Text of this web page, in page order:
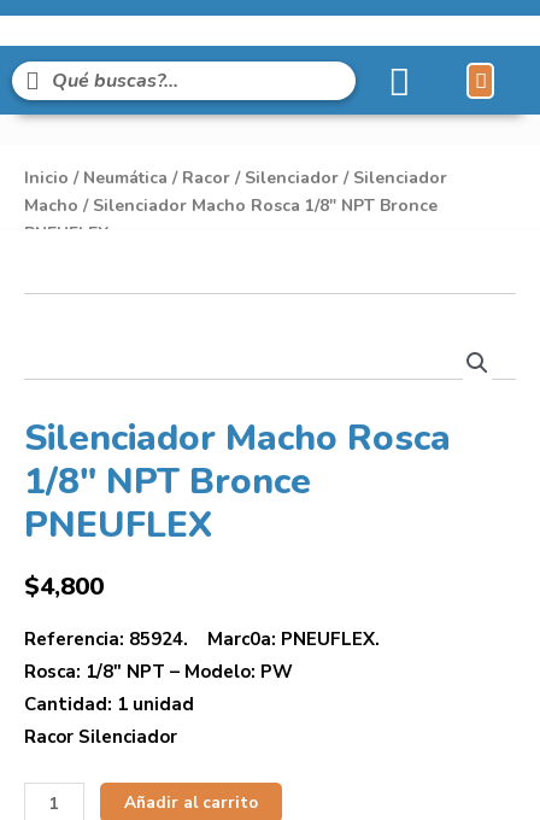
Inicio / Neumática / Racor / Silenciador / Silenciador
Macho / Silenciador Macho Rosca 1/8″ NPT Bronce
PNEUFLEX
Silenciador Macho Rosca
1/8″ NPT Bronce
PNEUFLEX
$4,800
Referencia: 85924. Marc0a: PNEUFLEX.
Rosca: 1/8″ NPT – Modelo: PW
Cantidad: 1 unidad
Racor Silenciador
Añadir al carrito